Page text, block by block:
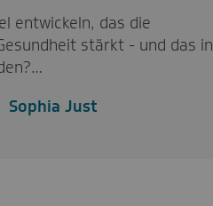
entwickeln, das die
stärkt - und das in
Sophia Just